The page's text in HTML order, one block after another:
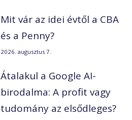
Mit vár az idei évtől a CBA
és a Penny?
2026. augusztus 7.
Átalakul a Google AI-
birodalma: A profit vagy
tudomány az elsődleges?